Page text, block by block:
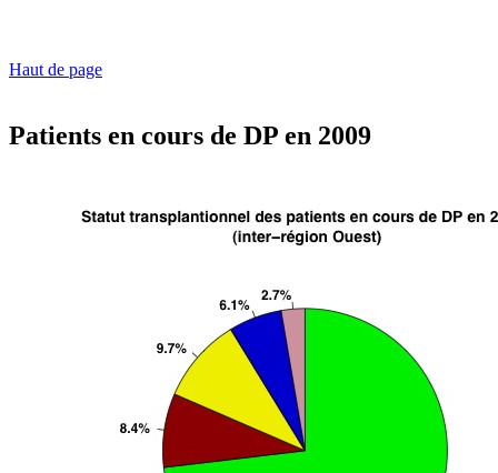
Haut de page
Patients en cours de DP en 2009